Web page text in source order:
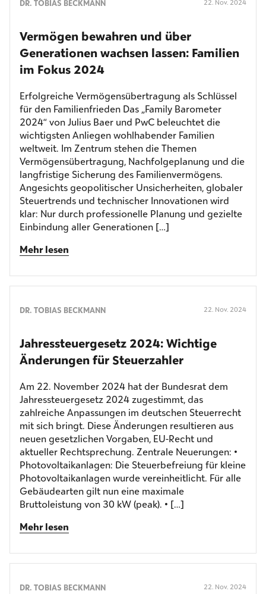
DR. TOBIAS BECKMANN 22. Nov. 2024
Vermögen bewahren und über
Generationen wachsen lassen: Familien
im Fokus 2024
Erfolgreiche Vermögensübertragung als Schlüssel
für den Familienfrieden Das „Family Barometer
2024“ von Julius Baer und PwC beleuchtet die
wichtigsten Anliegen wohlhabender Familien
weltweit. Im Zentrum stehen die Themen
Vermögensübertragung, Nachfolgeplanung und die
langfristige Sicherung des Familienvermögens.
Angesichts geopolitischer Unsicherheiten, globaler
Steuertrends und technischer Innovationen wird
klar: Nur durch professionelle Planung und gezielte
Einbindung aller Generationen […]
Mehr lesen
DR. TOBIAS BECKMANN 22. Nov. 2024
Jahres­steuergesetz 2024: Wichtige
Änderungen für Steuerzahler
Am 22. November 2024 hat der Bundesrat dem
Jahressteuergesetz 2024 zugestimmt, das
zahlreiche Anpassungen im deutschen Steuerrecht
mit sich bringt. Diese Änderungen resultieren aus
neuen gesetzlichen Vorgaben, EU-Recht und
aktueller Rechtsprechung. Zentrale Neuerungen: •
Photovoltaikanlagen: Die Steuerbefreiung für kleine
Photovoltaikanlagen wurde vereinheitlicht. Für alle
Gebäudearten gilt nun eine maximale
Bruttoleistung von 30 kW (peak). • […]
Mehr lesen
DR. TOBIAS BECKMANN 22. Nov. 2024